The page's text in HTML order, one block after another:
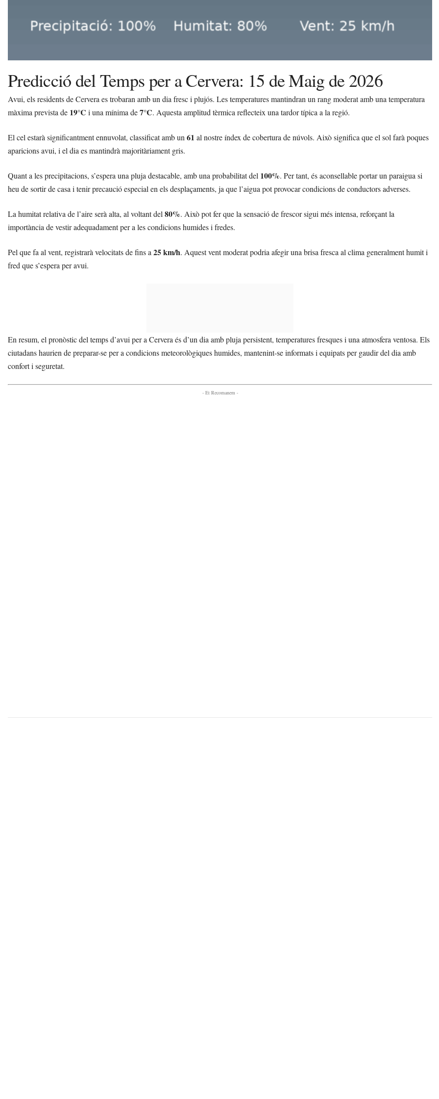
Predicció del Temps per a Cervera: 15 de Maig de 2026
Avui, els residents de Cervera es trobaran amb un dia fresc i plujós. Les temperatures mantindran un rang moderat amb una temperatura
màxima prevista de 19°C i una mínima de7°C. Aquesta amplitud tèrmica reflecteix una tardor típica a la regió.
El cel estarà significantment ennuvolat, classificat amb un 61 al nostre índex de cobertura de núvols. Això significa que el sol farà poques
aparicions avui, i el dia es mantindrà majoritàriament gris.
Quant a les precipitacions, s’espera una pluja destacable, amb una probabilitat del 100%. Per tant, és aconsellable portar un paraigua si
heu de sortir de casa i tenir precaució especial en els desplaçaments, ja que l’aigua pot provocar condicions de conductors adverses.
La humitat relativa de l’aire serà alta, al voltant del 80%. Això pot fer que la sensació de frescor sigui més intensa, reforçant la
importància de vestir adequadament per a les condicions humides i fredes.
Pel que fa al vent, registrarà velocitats de fins a 25 km/h. Aquest vent moderat podria afegir una brisa fresca al clima generalment humit i
fred que s’espera per avui.
En resum, el pronòstic del temps d’avui per a Cervera és d’un dia amb pluja persistent, temperatures fresques i una atmosfera ventosa. Els
ciutadans haurien de preparar-se per a condicions meteorològiques humides, mantenint-se informats i equipats per gaudir del dia amb
confort i seguretat.
- Et Recomanem -